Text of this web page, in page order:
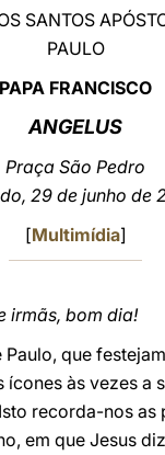
SANTOS
PAULO
PAPA FRANCISCO
ANGELUS
Praça São Pedro
29 de junho de
[Multimídia]
irmãs, bom dia!
Paulo, que
ícones às vezes a
recorda-nos as
em que Jesus